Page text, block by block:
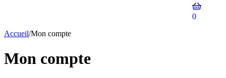
0
Accueil/Mon compte
Mon compte